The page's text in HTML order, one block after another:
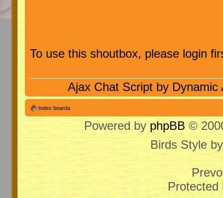
To use this shoutbox, please login
Ajax Chat Script by Dynamic
Index boarda
Powered byphpBB ©
Birds Style